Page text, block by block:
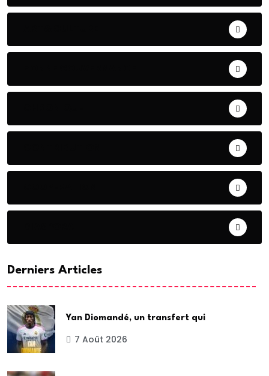
Derniers Articles
Yan Diomandé, un transfert qui
7 Août 2026